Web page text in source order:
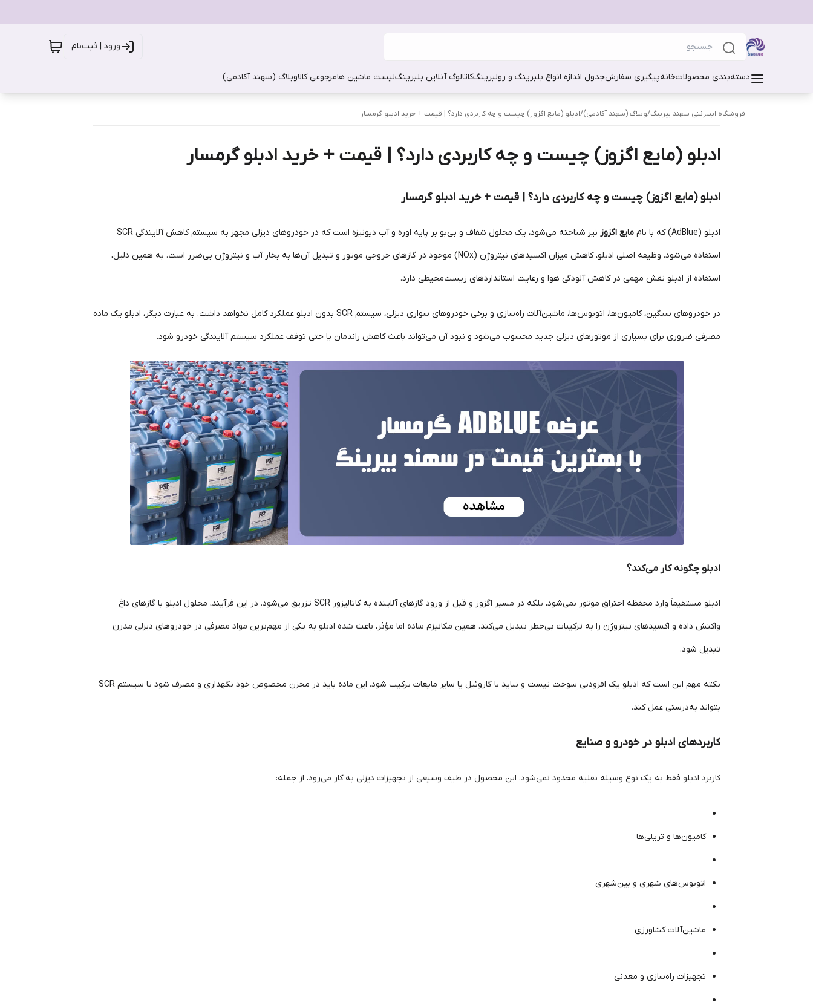
ورود | ثبت‌نام
دسته‌بندی محصولاتخانهپیگیری سفارشجدول اندازه انواع بلبرینگ و رولبرینگکاتالوگ آنلاین بلبرینگلیست ماشین هامرجوعی کالاوبلاگ (سهند آکادمی)
فروشگاه اینترنتی سهند بیرینگ/وبلاگ (سهند آکادمی)/ادبلو (مایع اگزوز) چیست و چه کاربردی دارد؟ | قیمت + خرید ادبلو گرمسار
ادبلو (مایع اگزوز) چیست و چه کاربردی دارد؟ | قیمت + خرید ادبلو گرمسار
ادبلو (مایع اگزوز) چیست و چه کاربردی دارد؟ | قیمت + خرید ادبلو گرمسار
ادبلو (AdBlue) که با نام مایع اگزوز
نیز شناخته می‌شود، یک محلول شفاف و بی‌بو بر پایه اوره و آب دیونیزه است که در خودروهای دیزلی مجهز به سیستم کاهش آلایندگی SCR
استفاده می‌شود. وظیفه اصلی ادبلو، کاهش میزان اکسیدهای نیتروژن (NOx) موجود در گازهای خروجی موتور و تبدیل آن‌ها به بخار آب و نیتروژن بی‌ضرر است. به همین دلیل،
استفاده از ادبلو نقش مهمی در کاهش آلودگی هوا و رعایت استانداردهای زیست‌محیطی دارد.
در خودروهای سنگین، کامیون‌ها، اتوبوس‌ها، ماشین‌آلات راه‌سازی و برخی خودروهای سواری دیزلی، سیستم SCR بدون ادبلو عملکرد کامل نخواهد داشت. به عبارت دیگر، ادبلو یک ماده
مصرفی ضروری برای بسیاری از موتورهای دیزلی جدید محسوب می‌شود و نبود آن می‌تواند باعث کاهش راندمان یا حتی توقف عملکرد سیستم آلایندگی خودرو شود.
ادبلو چگونه کار می‌کند؟
ادبلو مستقیماً وارد محفظه احتراق موتور نمی‌شود، بلکه در مسیر اگزوز و قبل از ورود گازهای آلاینده به کاتالیزور SCR تزریق می‌شود. در این فرآیند، محلول ادبلو با گازهای داغ
واکنش داده و اکسیدهای نیتروژن را به ترکیبات بی‌خطر تبدیل می‌کند. همین مکانیزم ساده اما مؤثر، باعث شده ادبلو به یکی از مهم‌ترین مواد مصرفی در خودروهای دیزلی مدرن
تبدیل شود.
نکته مهم این است که ادبلو یک افزودنی سوخت نیست و نباید با گازوئیل یا سایر مایعات ترکیب شود. این ماده باید در مخزن مخصوص خود نگهداری و مصرف شود تا سیستم SCR
بتواند به‌درستی عمل کند.
کاربردهای ادبلو در خودرو و صنایع
کاربرد ادبلو فقط به یک نوع وسیله نقلیه محدود نمی‌شود. این محصول در طیف وسیعی از تجهیزات دیزلی به کار می‌رود، از جمله:
کامیون‌ها و تریلی‌ها
اتوبوس‌های شهری و بین‌شهری
ماشین‌آلات کشاورزی
تجهیزات راه‌سازی و معدنی